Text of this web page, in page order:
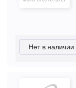
Нет в наличии